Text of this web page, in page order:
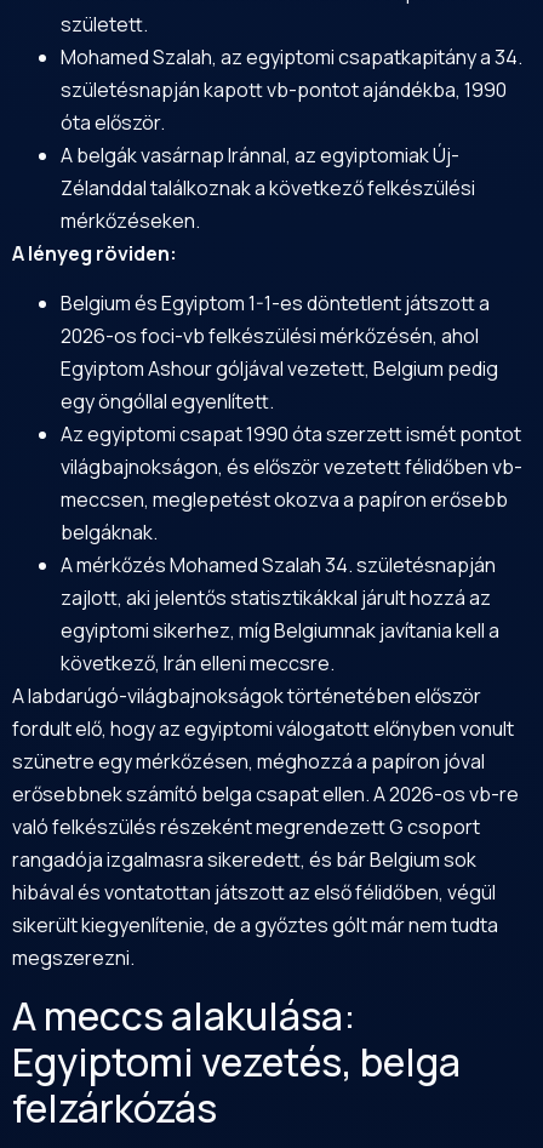
született.
Mohamed Szalah, az egyiptomi csapatkapitány a 34.
születésnapján kapott vb-pontot ajándékba, 1990
óta először.
A belgák vasárnap Iránnal, az egyiptomiak Új-
Zélanddal találkoznak a következő felkészülési
mérkőzéseken.
A lényeg röviden:
Belgium és Egyiptom 1-1-es döntetlent játszott a
2026-os foci-vb felkészülési mérkőzésén, ahol
Egyiptom Ashour góljával vezetett, Belgium pedig
egy öngóllal egyenlített.
Az egyiptomi csapat 1990 óta szerzett ismét pontot
világbajnokságon, és először vezetett félidőben vb-
meccsen, meglepetést okozva a papíron erősebb
belgáknak.
A mérkőzés Mohamed Szalah 34. születésnapján
zajlott, aki jelentős statisztikákkal járult hozzá az
egyiptomi sikerhez, míg Belgiumnak javítania kell a
következő, Irán elleni meccsre.
A labdarúgó-világbajnokságok történetében először
fordult elő, hogy az egyiptomi válogatott előnyben vonult
szünetre egy mérkőzésen, méghozzá a papíron jóval
erősebbnek számító belga csapat ellen. A 2026-os vb-re
való felkészülés részeként megrendezett G csoport
rangadója izgalmasra sikeredett, és bár Belgium sok
hibával és vontatottan játszott az első félidőben, végül
sikerült kiegyenlítenie, de a győztes gólt már nem tudta
megszerezni.
A meccs alakulása:
Egyiptomi vezetés, belga
felzárkózás